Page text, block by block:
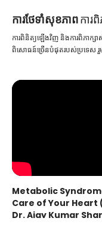
ការ​ថែទាំ​សុខភាពការពិ
ការពិនិត្យឡើងវិញ និងការពិភាក្
ពិសោធន៍ច្រើនបំផុតរបស់ប្រទេស
Metabolic
Care of Your Heart
Dr. Ajay Kumar